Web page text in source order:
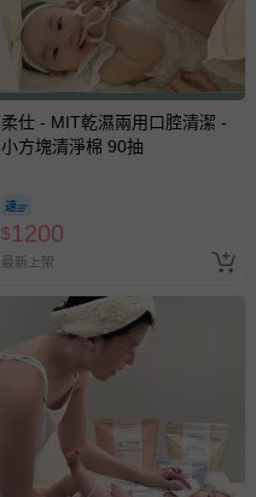
柔仕 - MIT乾濕兩用口腔清潔 -
小方塊清淨棉 90抽
$1200
最新上架